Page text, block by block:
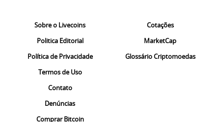
Sobre o Livecoins
Politica Editorial
Política de Privacidade
Termos de Uso
Contato
Denúncias
Comprar Bitcoin
Cotações
MarketCap
Glossário Criptomoedas